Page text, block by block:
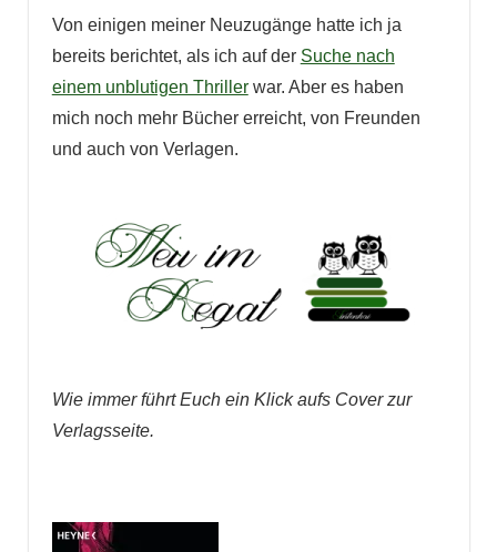
Von einigen meiner Neuzugänge hatte ich ja
bereits berichtet, als ich auf der Suche nach
einem unblutigen Thrillerwar. Aber es haben
mich noch mehr Bücher erreicht, von Freunden
und auch von Verlagen.
Wie immer führt Euch ein Klick aufs Cover zur
Verlagsseite.